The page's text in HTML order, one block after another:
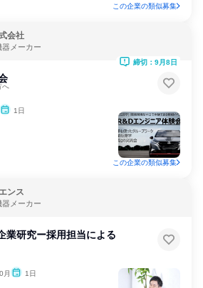
この企業の類似募集
会社
器メーカー
へ
1日
締切：9月8日
この企業の類似募集
ンス
メーカー
業研究ー採用担当による
月 1日